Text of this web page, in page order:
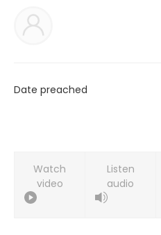
Date preached
Watch
video
Listen
audio